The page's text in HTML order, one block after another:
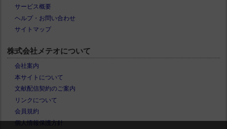
サービス概要
ヘルプ・お問い合わせ
サイトマップ
株式会社メテオについて
会社案内
本サイトについて
文献配信契約のご案内
リンクについて
会員規約
個人情報保護方針